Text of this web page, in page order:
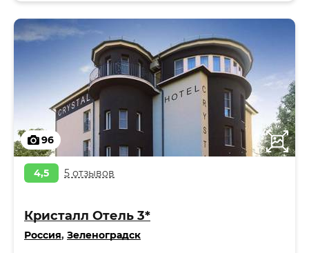
96
4,5 5 отзывов
Кристалл Отель 3*
Россия, Зеленоградск